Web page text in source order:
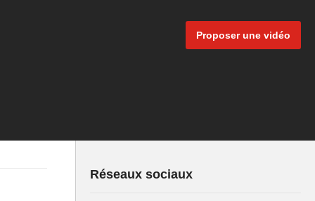
Proposer une vidéo
Réseaux sociaux